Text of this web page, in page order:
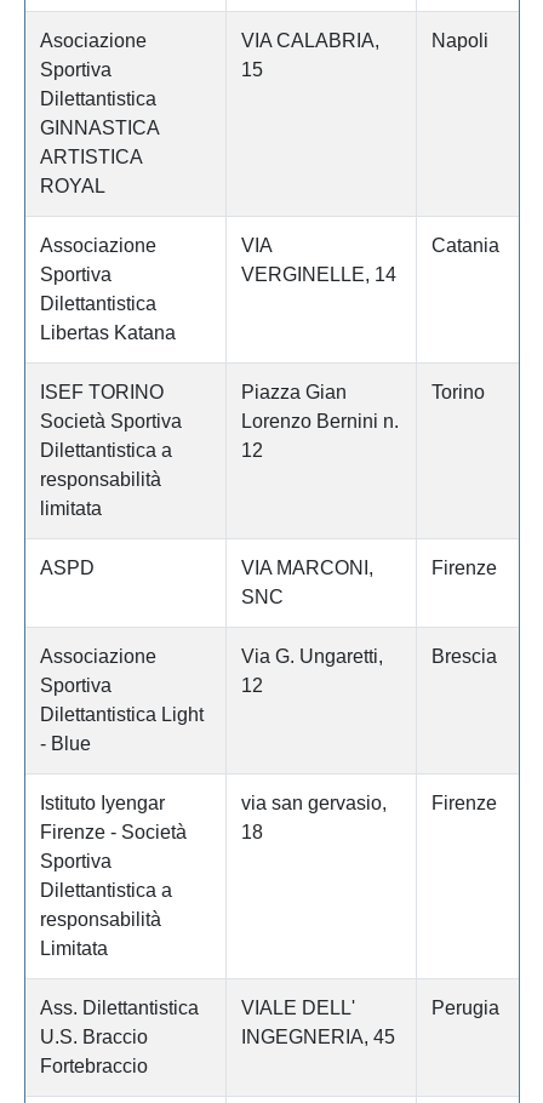
Asociazione
Sportiva
Dilettantistica
GINNASTICA
ARTISTICA
ROYAL
VIA CALABRIA,
15
Napoli
Associazione
Sportiva
Dilettantistica
Libertas Katana
VIA
VERGINELLE, 14
Catania
ISEF TORINO
Società Sportiva
Dilettantistica a
responsabilità
limitata
Piazza Gian
Lorenzo Bernini n.
12
Torino
ASPD
VIA MARCONI,
SNC
Firenze
Associazione
Sportiva
Dilettantistica Light
- Blue
Via G. Ungaretti,
12
Brescia
Istituto Iyengar
Firenze - Società
Sportiva
Dilettantistica a
responsabilità
Limitata
via san gervasio,
18
Firenze
Ass. Dilettantistica
U.S. Braccio
Fortebraccio
VIALE DELL'
INGEGNERIA, 45
Perugia